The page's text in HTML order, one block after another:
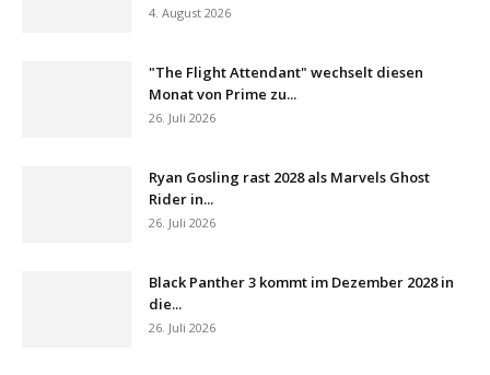
4. August 2026
"The Flight Attendant" wechselt diesen
Monat von Prime zu...
26. Juli 2026
Ryan Gosling rast 2028 als Marvels Ghost
Rider in...
26. Juli 2026
Black Panther 3 kommt im Dezember 2028 in
die...
26. Juli 2026